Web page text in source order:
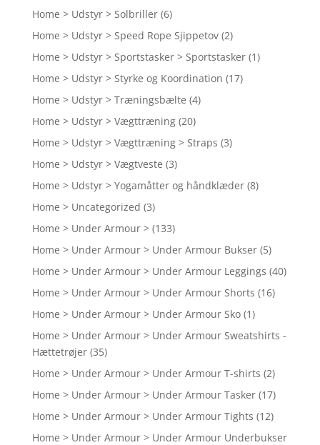
Home > Udstyr > Solbriller (6)
Home > Udstyr > Speed Rope Sjippetov (2)
Home > Udstyr > Sportstasker > Sportstasker (1)
Home > Udstyr > Styrke og Koordination (17)
Home > Udstyr > Træningsbælte (4)
Home > Udstyr > Vægttræning (20)
Home > Udstyr > Vægttræning > Straps (3)
Home > Udstyr > Vægtveste (3)
Home > Udstyr > Yogamåtter og håndklæder (8)
Home > Uncategorized (3)
Home > Under Armour > (133)
Home > Under Armour > Under Armour Bukser (5)
Home > Under Armour > Under Armour Leggings (40)
Home > Under Armour > Under Armour Shorts (16)
Home > Under Armour > Under Armour Sko (1)
Home > Under Armour > Under Armour Sweatshirts -
Hættetrøjer (35)
Home > Under Armour > Under Armour T-shirts (2)
Home > Under Armour > Under Armour Tasker (17)
Home > Under Armour > Under Armour Tights (12)
Home > Under Armour > Under Armour Underbukser